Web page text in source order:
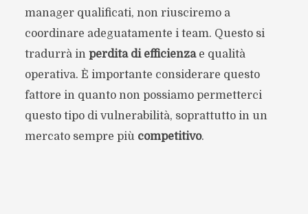
manager qualificati, non riusciremo a
coordinare adeguatamente i team. Questo si
tradurrà in perdita di efficienzae qualità
operativa. È importante considerare questo
fattore in quanto non possiamo permetterci
questo tipo di vulnerabilità, soprattutto in un
mercato sempre più competitivo.